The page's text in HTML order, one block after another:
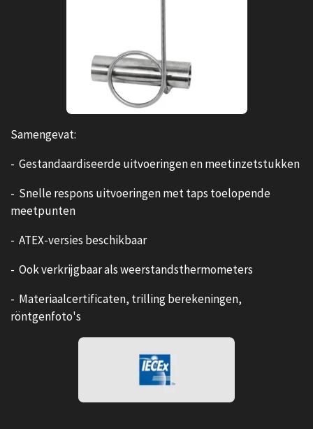
Samengevat:
- Gestandaardiseerde uitvoeringen en meetinzetstukken
- Snelle respons uitvoeringen met taps toelopende
meetpunten
- ATEX-versies beschikbaar
- Ook verkrijgbaar als weerstandsthermometers
- Materiaalcertificaten, trilling berekeningen,
röntgenfoto's